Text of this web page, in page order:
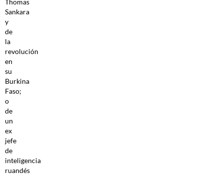
Sankara
y
de
la
revolución
en
su
Burkina
Faso;
o
de
un
ex
jefe
de
inteligencia
ruandés